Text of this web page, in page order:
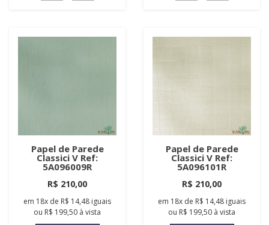
Papel de Parede
Classici V Ref:
5A096009R
R$ 210,00
em 18x de R$ 14,48 iguais
ou R$ 199,50 à vista
Papel de Parede
Classici V Ref:
5A096101R
R$ 210,00
em 18x de R$ 14,48 iguais
ou R$ 199,50 à vista